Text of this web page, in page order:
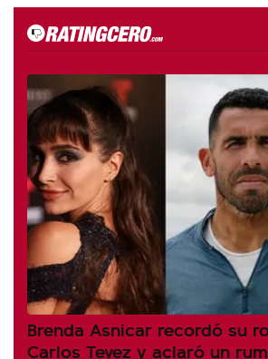
Brenda Asnicar recordó su
Carlos Tevez y aclaró un